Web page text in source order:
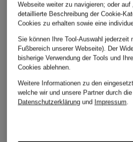
Zertifiziert
Marc
O'Polo
Leinenkleid
Webseite weiter zu navigieren; oder auf
detaillierte Beschreibung der Cookie-
Cookies zu erhalten sowie eine
Sie können Ihre Tool-Auswahl
Fußbereich unserer Webseite). Der
bisherige Verwendung der Tools und
Cookies ablehnen.
Weitere Informationen zu den
welche wir und unsere Partner durch
Datenschutzerklärung und Impressum.